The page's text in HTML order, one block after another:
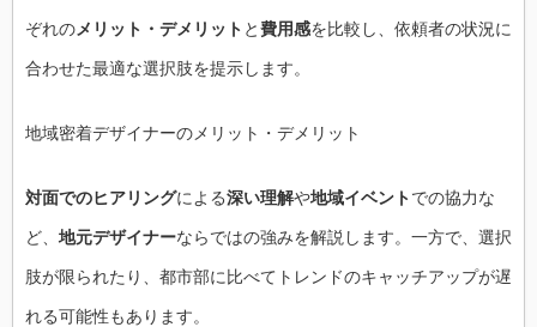
ぞれのメリット・デメリット と費用感を比較し、依頼者の状況に
合わせた最適な選択肢を提示します。
地域密着デザイナーのメリット・デメリット
対面でのヒアリングによる深い理解や地域イベントでの協力な
ど、 地元デザイナーならではの強みを解説します。一方で、選択
肢が限られたり、都市部に比べてトレンドのキャッチアップが遅
れる可能性もあります。